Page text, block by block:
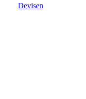
Devisen